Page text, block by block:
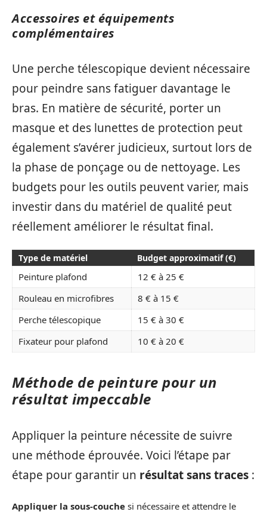
Accessoires et équipements
complémentaires
Une perche télescopique devient nécessaire
pour peindre sans fatiguer davantage le
bras. En matière de sécurité, porter un
masque et des lunettes de protection peut
également s’avérer judicieux, surtout lors de
la phase de ponçage ou de nettoyage. Les
budgets pour les outils peuvent varier, mais
investir dans du matériel de qualité peut
réellement améliorer le résultat final.
Type de matériel Budget approximatif (€)
Peinture plafond
12 € à 25 €
Rouleau en microfibres
8 € à 15 €
Perche télescopique
15 € à 30 €
Fixateur pour plafond
10 € à 20 €
Méthode de peinture pour un
résultat impeccable
Appliquer la peinture nécessite de suivre
une méthode éprouvée. Voici l’étape par
étape pour garantir un résultat sans traces :
Appliquer la sous-couche si nécessaire et attendre le